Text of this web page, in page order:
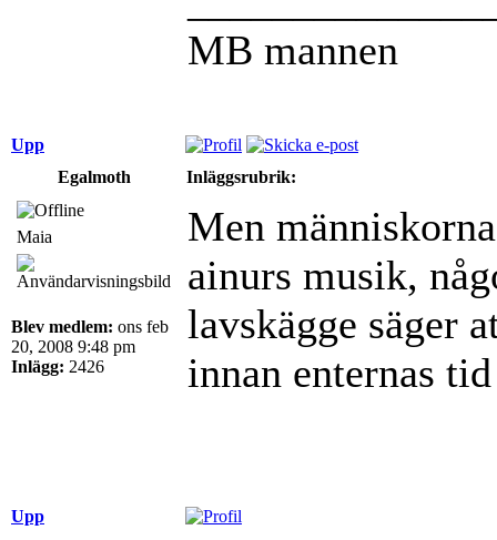
MB mannen
Upp
Egalmoth
Inläggsrubrik:
Maia
Blev medlem: ons feb
20, 2008 9:48 pm
Inlägg: 2426
Men
ainurs musik,
lavskägge säger
innan enternas
Upp